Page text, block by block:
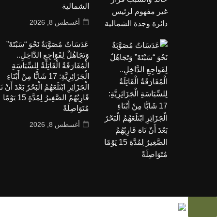
الشمالية
أغسطس 8, 2026
عَدَسَاتٌ مُصَوَّبَةٌ نَحْوَ “سَبْتَةَ”
وَتَجَاهُلٌ لِفَوَاجِعِ الدَّاخِلِ..
الْمُفَارَقَةُ الْقَاتِلَةُ لِلسِّيَاسَةِ
الْجَزَائِرِيَّةِ: 17 شَابًّا مِنْ أَبْنَاءِ
الْجَزَائِرِ ابْتَلَعَهُمُ الْبَحْرُ بَعْدَ أَنْ
قَارِبُهُمُ الصَّغِيرُ لِمُدَّةِ 15 يَوْمًا
مُتَوَاصِلَةً
أغسطس 8, 2026